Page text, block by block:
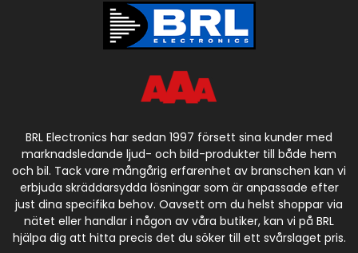
BRL Electronics har sedan 1997 försett sina kunder med
marknadsledande ljud- och bild-produkter till både hem
och bil. Tack vare mångårig erfarenhet av branschen kan vi
erbjuda skräddarsydda lösningar som är anpassade efter
just dina specifika behov. Oavsett om du helst shoppar via
nätet eller handlar i någon av våra butiker, kan vi på BRL
hjälpa dig att hitta precis det du söker till ett svårslaget pris.